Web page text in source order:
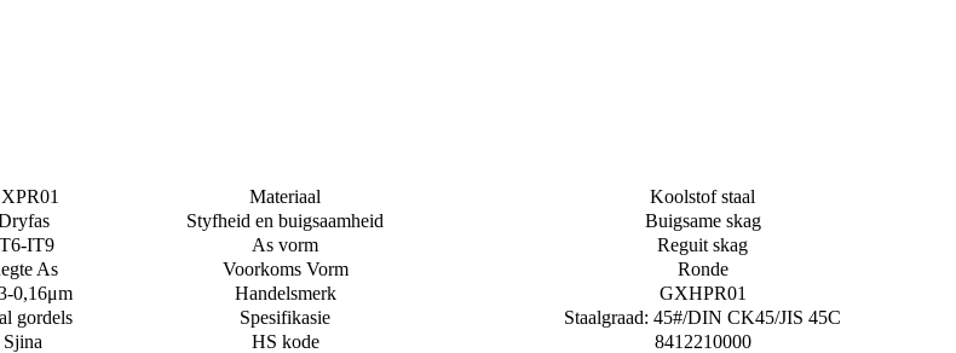
Materiaal
Koolstof staal
Styfheid en buigsaamheid
Buigsame skag
IT9 As vorm
Reguit skag
As Voorkoms Vorm
Ronde
0,16μm Handelsmerk
GXHPR01
gordels Spesifikasie
Staalgraad: 45#/DIN CK45/JIS 45C
Sjina HS kode 8412210000